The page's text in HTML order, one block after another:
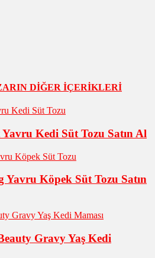
DİĞER İÇERİKLERİ
Kedi Süt Tozu Satın Al
Köpek Süt Tozu Satın
Gravy Yaş Kedi